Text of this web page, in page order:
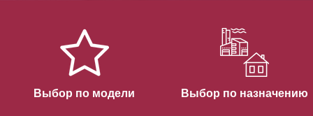
Выбор по модели Выбор по назначению